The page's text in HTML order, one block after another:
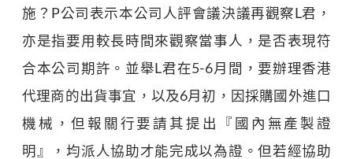
施？P公司表示本公司人評會議決議再觀察L君，
亦是指要用較長時間來觀察當事人，是否表現符
合本公司期許。並舉L君在5-6月間，要辦理香港
代理商的出貨事宜，以及6月初，因採購國外進口
機械，但報關行要請其提出『國內無產製證
明』，均派人協助才能完成以為證。但若經協助